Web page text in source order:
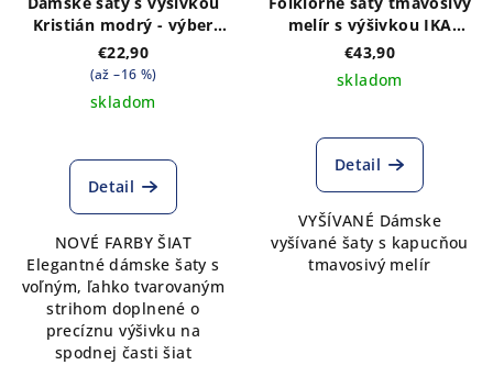
Kristián modrý - výber
farieb šiat
€22,90
(až –16 %)
skladom
Detail
NOVÉ FARBY ŠIAT
Elegantné dámske šaty s
voľným, ľahko tvarovaným
strihom doplnené o
precíznu výšivku na
spodnej časti šiat
melír s výšivkou IKA
biela, s kapucňou
€43,90
skladom
Detail
VYŠÍVANÉ Dámske
vyšívané šaty s kapucňou
tmavosivý melír